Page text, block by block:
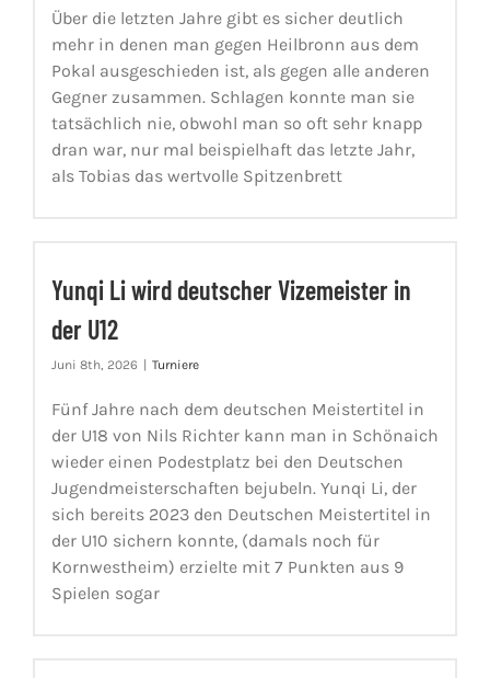
Über die letzten Jahre gibt es sicher deutlich
mehr in denen man gegen Heilbronn aus dem
Pokal ausgeschieden ist, als gegen alle anderen
Gegner zusammen. Schlagen konnte man sie
tatsächlich nie, obwohl man so oft sehr knapp
dran war, nur mal beispielhaft das letzte Jahr,
als Tobias das wertvolle Spitzenbrett
Yunqi Li wird deutscher Vizemeister in
der U12
Juni 8th, 2026 | Turniere
Fünf Jahre nach dem deutschen Meistertitel in
der U18 von Nils Richter kann man in Schönaich
wieder einen Podestplatz bei den Deutschen
Jugendmeisterschaften bejubeln. Yunqi Li, der
sich bereits 2023 den Deutschen Meistertitel in
der U10 sichern konnte, (damals noch für
Kornwestheim) erzielte mit 7 Punkten aus 9
Spielen sogar